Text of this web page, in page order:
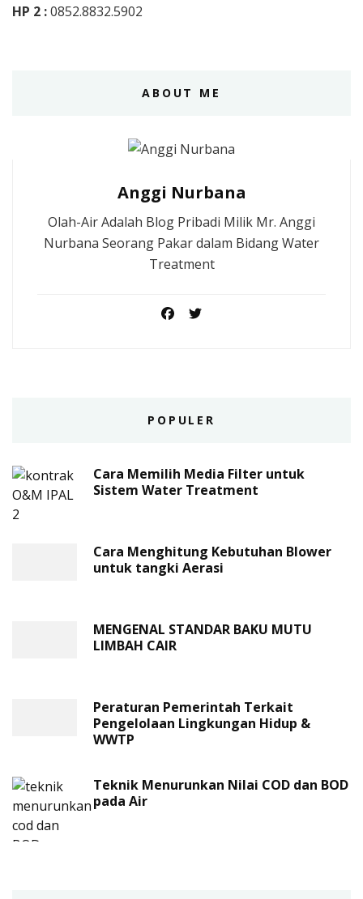
HP 2 :0852.8832.5902
ABOUT ME
Anggi Nurbana
Olah-Air Adalah Blog Pribadi Milik Mr. Anggi
Nurbana Seorang Pakar dalam Bidang Water
Treatment
POPULER
Cara Memilih Media Filter untuk
Sistem Water Treatment
Cara Menghitung Kebutuhan Blower
untuk tangki Aerasi
MENGENAL STANDAR BAKU MUTU
LIMBAH CAIR
Peraturan Pemerintah Terkait
Pengelolaan Lingkungan Hidup &
WWTP
Teknik Menurunkan Nilai COD dan BOD
pada Air